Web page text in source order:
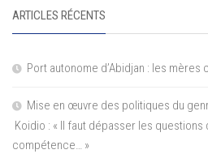
ARTICLES RÉCENTS
Port autonome d’Abidjan : les mères
Mise en œuvre des politiques du
Koidio : « Il faut dépasser les
compétence… »